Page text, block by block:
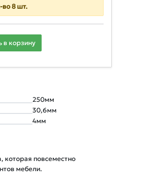
во 8 шт.
в корзину
250мм
30,6мм
4мм
которая повсеместно
мебели.